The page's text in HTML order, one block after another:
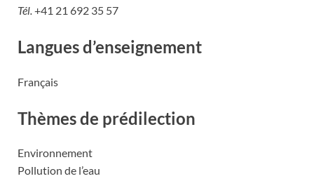
Tél.+41 21 692 35 57
Langues d’enseignement
Français
Thèmes de prédilection
Environnement
Pollution de l’eau